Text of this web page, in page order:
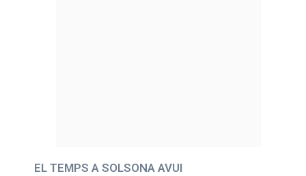
EL TEMPS A SOLSONA AVUI